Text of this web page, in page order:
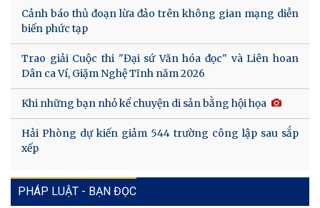
Cảnh báo thủ đoạn lừa đảo trên không gian mạng diễn
biến phức tạp
Trao giải Cuộc thi "Đại sứ Văn hóa đọc" và Liên hoan
Dân ca Ví, Giặm Nghệ Tĩnh năm 2026
Khi những bạn nhỏ kể chuyện di sản bằng hội họa
Hải Phòng dự kiến giảm 544 trường công lập sau sắp
xếp
PHÁP LUẬT - BẠN ĐỌC